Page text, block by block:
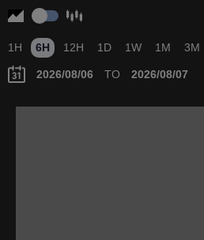
1H 6H 12H 1D 1W 1M 3M
TO